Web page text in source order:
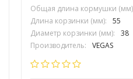
Общая длина кормушки
Длина корзинки (мм):
55
Диаметр корзинки (мм):
38
Производитель:
VEGAS